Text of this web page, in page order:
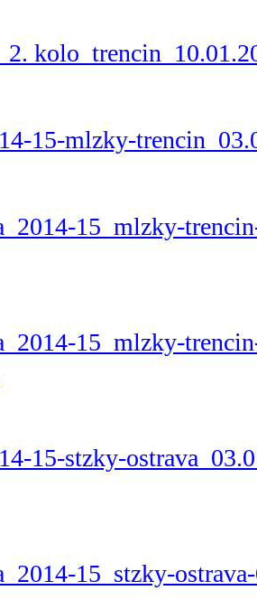
15-mlzky-
15_mlzky-
15_mlzky-
15-stzky-
15_stzky-